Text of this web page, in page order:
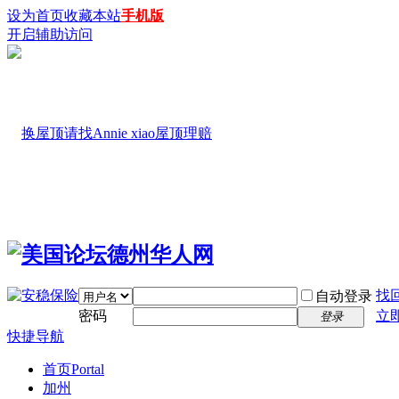
设为首页收藏本站手机版
开启辅助访问
自动登录 找
密码
登录
立
快捷导航
首页Portal
加州